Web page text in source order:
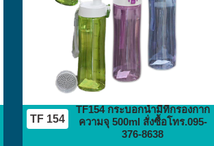
TF 154
TF154 กระบอกน้ำมีที่กรองกาก
ความจุ 500ml สั่งซื้อโทร.095-
376-8638